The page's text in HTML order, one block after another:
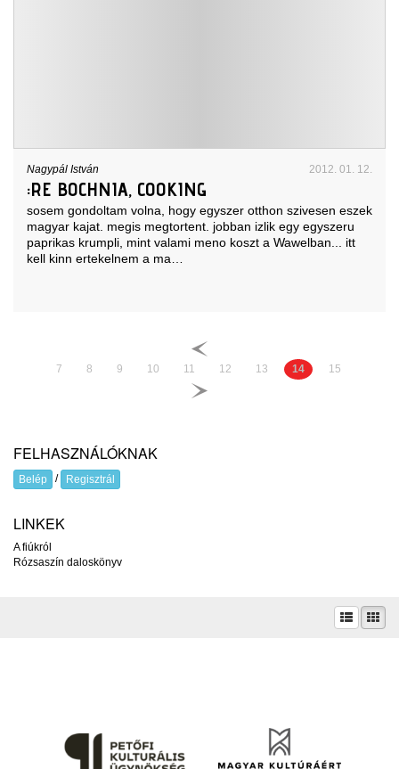
Nagypál István 2012. 01. 12.
:RE BOCHNIA, COOKING
sosem gondoltam volna, hogy egyszer otthon szivesen eszek
magyar kajat. megis megtortent. jobban izlik egy egyszeru
paprikas krumpli, mint valami meno koszt a Wawelban... itt
kell kinn ertekelnem a ma…
7 8 9 10 11 12 13 14 15
FELHASZNÁLÓKNAK
Belép / Regisztrál
LINKEK
A fiúkról
Rózsaszín daloskönyv